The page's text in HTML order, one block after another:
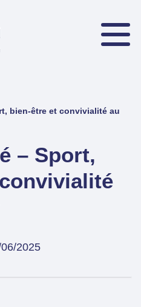
bien-être et convivialité au
– Sport,
2025